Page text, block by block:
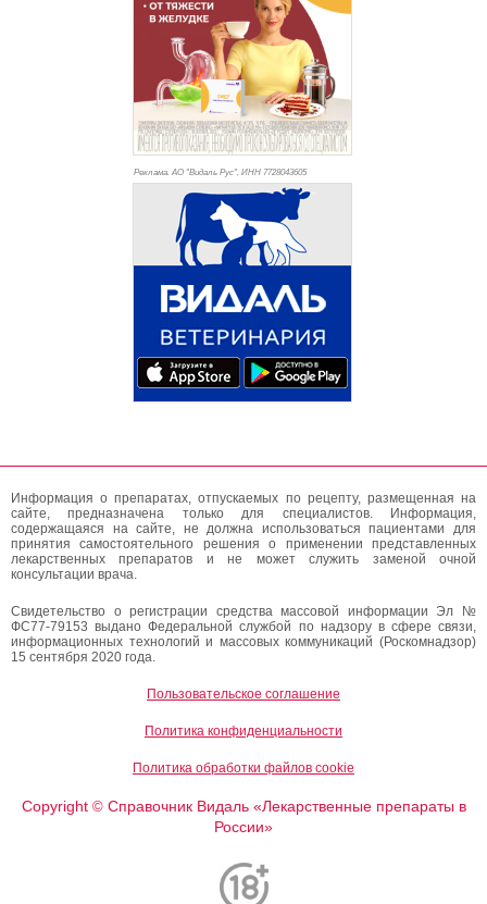
Реклама. АО "Видаль Рус", ИНН 7728043605
Информация о препаратах, отпускаемых по рецепту, размещенная на
сайте, предназначена только для специалистов. Информация,
содержащаяся на сайте, не должна использоваться пациентами для
принятия самостоятельного решения о применении представленных
лекарственных препаратов и не может служить заменой очной
консультации врача.
Свидетельство о регистрации средства массовой информации Эл №
ФС77-79153 выдано Федеральной службой по надзору в сфере связи,
информационных технологий и массовых коммуникаций (Роскомнадзор)
15 сентября 2020 года.
Пользовательское соглашение
Политика конфиденциальности
Политика обработки файлов cookie
Copyright ©Справочник Видаль «Лекарственные препараты в
России»